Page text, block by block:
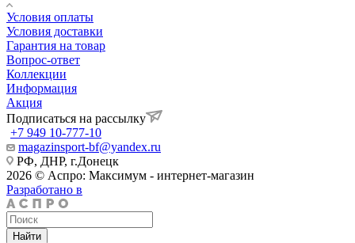
Условия оплаты
Условия доставки
Гарантия на товар
Вопрос-ответ
Коллекции
Информация
Акция
Подписаться на рассылку
+7 949 10-777-10
magazinsport-bf@yandex.ru
РФ, ДНР, г.Донецк
2026 © Аспро: Максимум - интернет-магазин
Разработано в
Найти